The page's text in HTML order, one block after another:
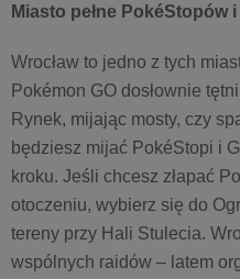
Miasto pełne PokéStopów i
Wrocław to jedno z tych
Pokémon GO dosłownie
Rynek, mijając mosty, czy
będziesz mijać PokéStopi i
kroku. Jeśli chcesz złapać
otoczeniu, wybierz się do
tereny przy Hali Stulecia.
wspólnych raidów – latem